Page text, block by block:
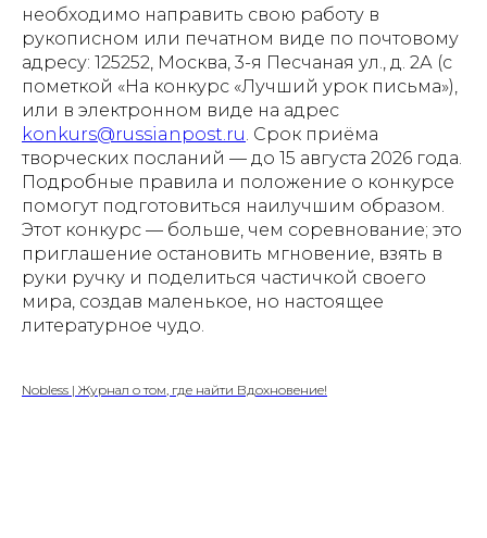
необходимо направить свою работу в
рукописном или печатном виде по почтовому
адресу: 125252, Москва, 3-я Песчаная ул., д. 2А (с
пометкой «На конкурс «Лучший урок письма»),
или в электронном виде на адрес
konkurs@russianpost.ru. Срок приёма
творческих посланий — до 15 августа 2026 года.
Подробные правила и положение о конкурсе
помогут подготовиться наилучшим образом.
Этот конкурс — больше, чем соревнование; это
приглашение остановить мгновение, взять в
руки ручку и поделиться частичкой своего
мира, создав маленькое, но настоящее
литературное чудо.
Nobless | Журнал о том, где найти Вдохновение!